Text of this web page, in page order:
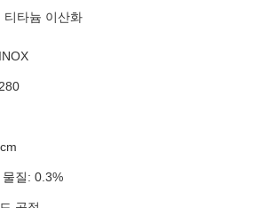
티타늄 이산화
질: 0.3%